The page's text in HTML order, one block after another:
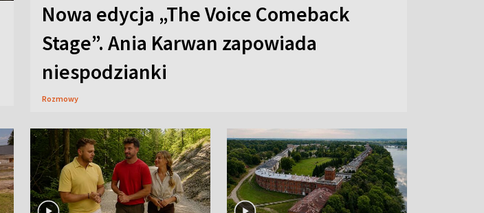
Nowa edycja „The Voice Comeback
Stage”. Ania Karwan zapowiada
niespodzianki
Rozmowy